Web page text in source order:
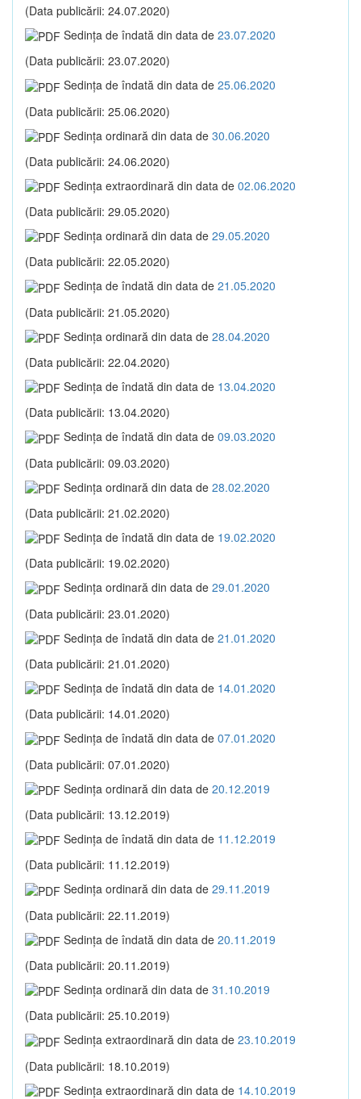
(Data publicării: 24.07.2020)
Sedinţa de îndată din data de 23.07.2020
(Data publicării: 23.07.2020)
Sedinţa de îndată din data de 25.06.2020
(Data publicării: 25.06.2020)
Sedinţa ordinară din data de 30.06.2020
(Data publicării: 24.06.2020)
Sedinţa extraordinară din data de 02.06.2020
(Data publicării: 29.05.2020)
Sedinţa ordinară din data de 29.05.2020
(Data publicării: 22.05.2020)
Sedinţa de îndată din data de 21.05.2020
(Data publicării: 21.05.2020)
Sedinţa ordinară din data de 28.04.2020
(Data publicării: 22.04.2020)
Sedinţa de îndată din data de 13.04.2020
(Data publicării: 13.04.2020)
Sedinţa de îndată din data de 09.03.2020
(Data publicării: 09.03.2020)
Sedinţa ordinară din data de 28.02.2020
(Data publicării: 21.02.2020)
Sedinţa de îndată din data de 19.02.2020
(Data publicării: 19.02.2020)
Sedinţa ordinară din data de 29.01.2020
(Data publicării: 23.01.2020)
Sedinţa de îndată din data de 21.01.2020
(Data publicării: 21.01.2020)
Sedinţa de îndată din data de 14.01.2020
(Data publicării: 14.01.2020)
Sedinţa de îndată din data de 07.01.2020
(Data publicării: 07.01.2020)
Sedinţa ordinară din data de 20.12.2019
(Data publicării: 13.12.2019)
Sedinţa de îndată din data de 11.12.2019
(Data publicării: 11.12.2019)
Sedinţa ordinară din data de 29.11.2019
(Data publicării: 22.11.2019)
Sedinţa de îndată din data de 20.11.2019
(Data publicării: 20.11.2019)
Sedinţa ordinară din data de 31.10.2019
(Data publicării: 25.10.2019)
Sedinţa extraordinară din data de 23.10.2019
(Data publicării: 18.10.2019)
Sedinţa extraordinară din data de 14.10.2019